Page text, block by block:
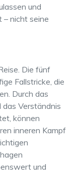
und
– nicht seine
Die fünf
Fallstricke, die
Durch das
das Verständnis
können
inneren Kampf
und